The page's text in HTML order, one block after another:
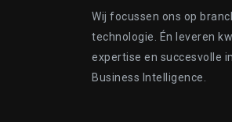
Wij focussen ons op
technologie. Én leveren
expertise en succesvolle
Business Intelligence.